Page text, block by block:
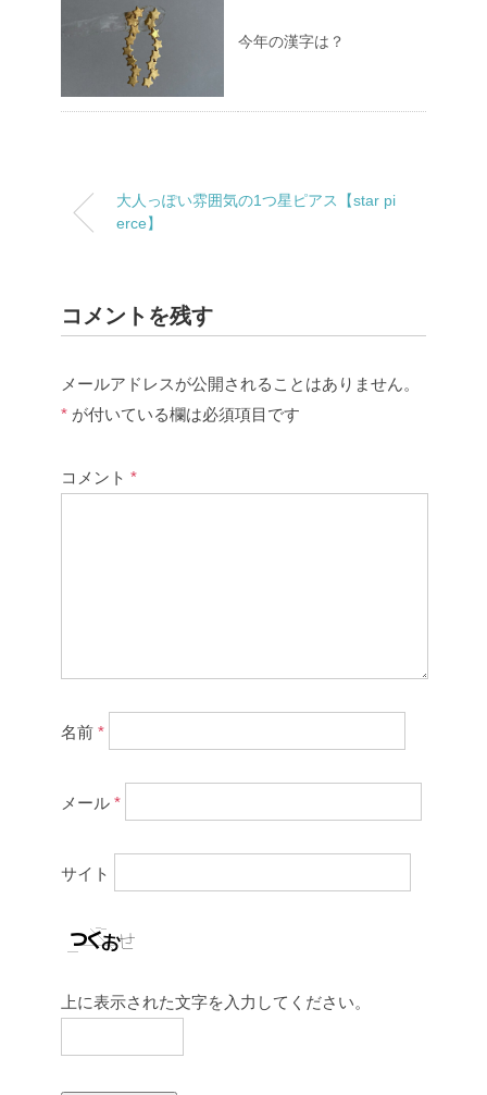
今年の漢字は？
大人っぽい雰囲気の1つ星ピアス【star pi
erce】
コメントを残す
メールアドレスが公開されることはありません。
* が付いている欄は必須項目です
コメント *
名前 *
メール *
サイト
上に表示された文字を入力してください。